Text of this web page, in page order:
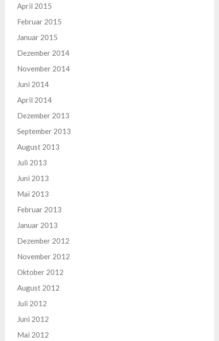
April 2015
Februar 2015
Januar 2015
Dezember 2014
November 2014
Juni 2014
April 2014
Dezember 2013
September 2013
August 2013
Juli 2013
Juni 2013
Mai 2013
Februar 2013
Januar 2013
Dezember 2012
November 2012
Oktober 2012
August 2012
Juli 2012
Juni 2012
Mai 2012